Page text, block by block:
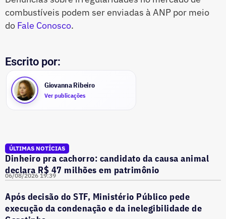
combustíveis podem ser enviadas à ANP por meio
do Fale Conosco.
Escrito por:
Giovanna Ribeiro
Ver publicações
ÚLTIMAS NOTÍCIAS
Dinheiro pra cachorro: candidato da causa animal
declara R$ 47 milhões em patrimônio
06/08/2026 19:39
Após decisão do STF, Ministério Público pede
execução da condenação e da inelegibilidade de